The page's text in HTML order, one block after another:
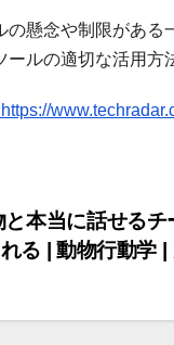
の懸念や制限がある
ールの適切な活用方
と本当に話せる
る | 動物行動学 |